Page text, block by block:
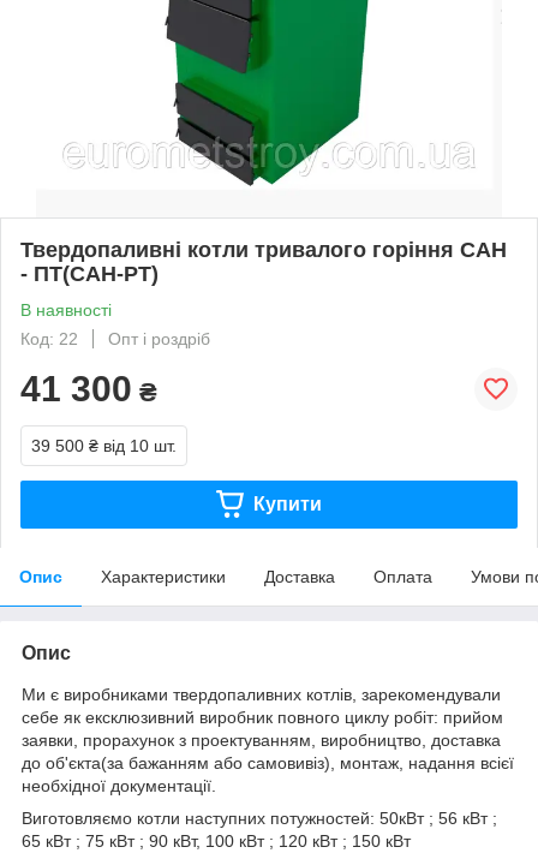
Твердопаливні котли тривалого горіння САН
- ПТ(САН-РТ)
В наявності
Код: 22
Опт і роздріб
41 300 ₴
39 500 ₴ від 10 шт.
Купити
Опис Характеристики Доставка Оплата Умови
Опис
Ми є виробниками твердопаливних котлів, зарекомендували
себе як ексклюзивний виробник повного циклу робіт: прийом
заявки, прорахунок з проектуванням, виробництво, доставка
до об'єкта(за бажанням або самовивіз), монтаж, надання всієї
необхідної документації.
Виготовляємо котли наступних потужностей: 50кВт ; 56 кВт ;
65 кВт ; 75 кВт ; 90 кВт, 100 кВт ; 120 кВт ; 150 кВт